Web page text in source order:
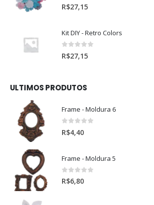
out of 5
R$27,15
Kit DIY - Retro Colors
out of 5
R$27,15
ULTIMOS PRODUTOS
Frame - Moldura 6
out of 5
R$4,40
Frame - Moldura 5
0 out of 5
R$6,80